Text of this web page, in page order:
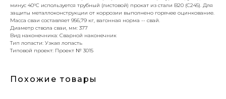
минус 40°С используется трубный (листовой) прокат из стали B20 (С245). Для
защиты металлоконструкции от коррозии выполнено горячее оцинкование.
Масса сваи составляет 956,79 кг, вагонная норма -- свай.
Диаметр ствола сваи, мм: 377
Вид наконечника: Сварной наконечник
Тип лопасти: Узкая лопасть
Типовой проект: Проект № 3015
Похожие товары